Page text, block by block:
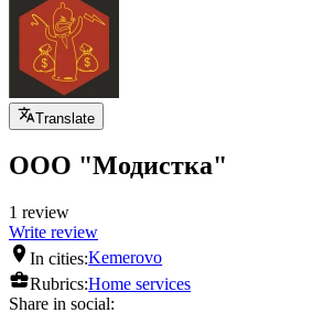
Translate
ООО "Модистка"
1 review
Write review
In cities:Kemerovo
Rubrics:Home services
Share in social: